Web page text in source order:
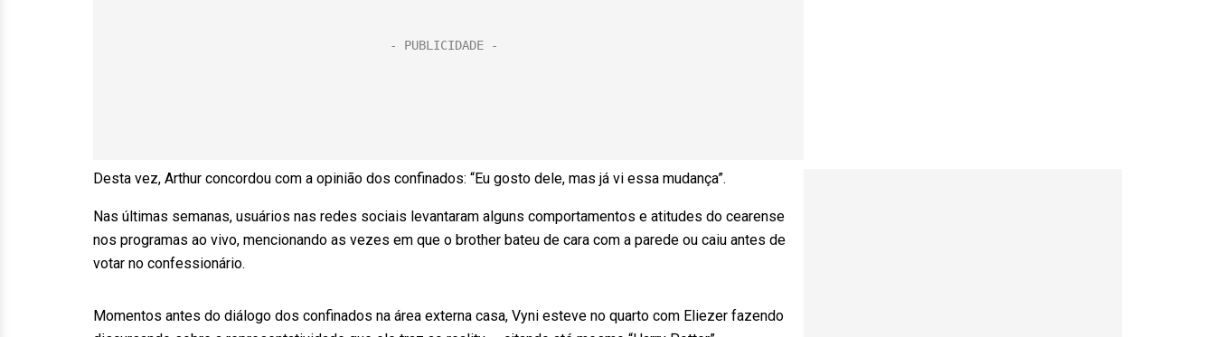
Desta vez, Arthur concordou com a opinião dos confinados: “Eu gosto dele, mas já vi essa mudança”.
Nas últimas semanas, usuários nas redes sociais levantaram alguns comportamentos e atitudes do cearense
nos programas ao vivo, mencionando as vezes em que o brother bateu de cara com a parede ou caiu antes de
votar no confessionário.
Momentos antes do diálogo dos confinados na área externa casa, Vyni esteve no quarto com Eliezer fazendo